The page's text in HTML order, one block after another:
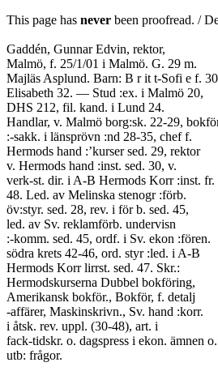
This page has never been proofread. /
Gaddén, Gunnar Edvin, rektor,
Malmö, f. 25/1/01 i Malmö. G. 29 m.
Majläs Asplund. Barn: B r it t-Sofi e f.
Elisabeth 32. — Stud :ex. i Malmö 20,
DHS 212, fil. kand. i Lund 24.
Handlar, v. Malmö borg:sk. 22-29,
:-sakk. i länsprövn :nd 28-35, chef f.
Hermods hand :’kurser sed. 29, rektor
v. Hermods hand :inst. sed. 30, v.
verk-st. dir. i A-B Hermods Korr :inst. fr.
48. Led. av Melinska stenogr :förb.
öv:styr. sed. 28, rev. i för b. sed. 45,
led. av Sv. reklamförb. undervisn
:-komm. sed. 45, ordf. i Sv. ekon :fören.
södra krets 42-46, ord. styr :led. i A-B
Hermods Korr lirrst. sed. 47. Skr.:
Hermodskurserna Dubbel bokföring,
Amerikansk bokför., Bokför, f. detalj
-affärer, Maskinskrivn., Sv. hand :korr.
i åtsk. rev. uppl. (30-48), art. i
fack-tidskr. o. dagspress i ekon. ämnen o.
utb: frågor.